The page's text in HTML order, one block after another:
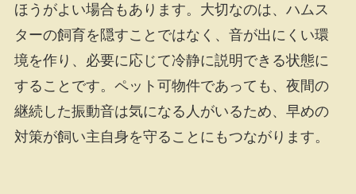
ほうがよい場合もあります。大切なのは、ハムス
ターの飼育を隠すことではなく、音が出にくい環
境を作り、必要に応じて冷静に説明できる状態に
することです。ペット可物件であっても、夜間の
継続した振動音は気になる人がいるため、早めの
対策が飼い主自身を守ることにもつながります。